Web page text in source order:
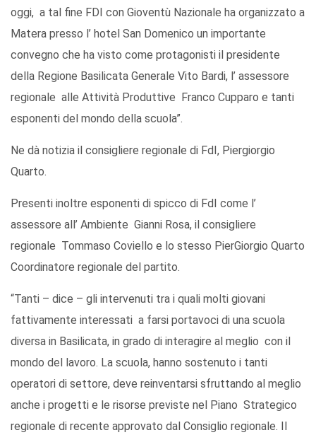
oggi, a tal fine FDI con Gioventù Nazionale ha organizzato a
Matera presso l’ hotel San Domenico un importante
convegno che ha visto come protagonisti il presidente
della Regione Basilicata Generale Vito Bardi, l’ assessore
regionale alle Attività Produttive Franco Cupparo e tanti
esponenti del mondo della scuola”.
Ne dà notizia il consigliere regionale di FdI, Piergiorgio
Quarto.
Presenti inoltre esponenti di spicco di FdI come l’
assessore all’ Ambiente Gianni Rosa, il consigliere
regionale Tommaso Coviello e lo stesso PierGiorgio Quarto
Coordinatore regionale del partito.
“Tanti – dice – gli intervenuti tra i quali molti giovani
fattivamente interessati a farsi portavoci di una scuola
diversa in Basilicata, in grado di interagire al meglio con il
mondo del lavoro. La scuola, hanno sostenuto i tanti
operatori di settore, deve reinventarsi sfruttando al meglio
anche i progetti e le risorse previste nel Piano Strategico
regionale di recente approvato dal Consiglio regionale. Il